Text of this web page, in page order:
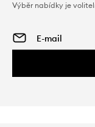
Výběr nabídky je